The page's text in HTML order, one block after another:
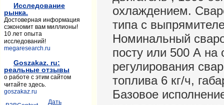
охлаждением.
типа с
Номинальный
посту или 500 А на
регулирования
топлива 6 кг/ч,
Базовое
Исследование
рынка.
Достоверная информация
сэкономит вам миллионы!
10 лет опыта
исследований!
megaresearch.ru
Goszakaz. ru:
реальные отзывы
о работе с этим сайтом
читайте здесь.
goszakaz.ru
Дать